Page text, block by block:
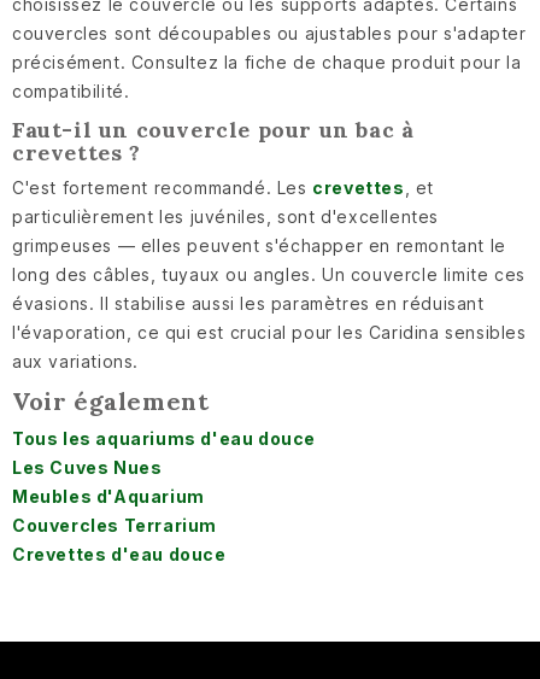
couvercles sont découpables ou ajustables pour s'adapter
précisément. Consultez la fiche de chaque produit pour la
compatibilité.
Faut-il un couvercle pour un bac à
crevettes ?
C'est fortement recommandé. Les crevettes , et
particulièrement les juvéniles, sont d'excellentes
grimpeuses — elles peuvent s'échapper en remontant le
long des câbles, tuyaux ou angles. Un couvercle limite ces
évasions. Il stabilise aussi les paramètres en réduisant
l'évaporation, ce qui est crucial pour les Caridina sensibles
aux variations.
Voir également
Tous les aquariums d'eau douce
Les Cuves Nues
Meubles d'Aquarium
Couvercles Terrarium
Crevettes d'eau douce